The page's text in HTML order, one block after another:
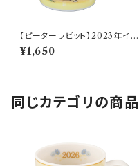
【ピーターラビット】2023年イヤ
ーズマグ
¥1,650
同じカテゴリの商品